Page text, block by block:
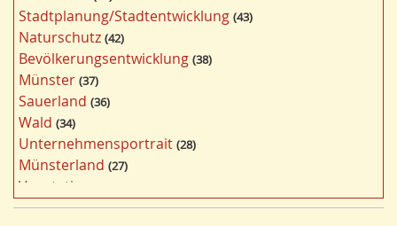
ö
r
t
e
r
f
i
l
t
Stadtplanung/Stadtentwicklung 43
Naturschutz 42
Bevölkerungsentwicklung 38
Münster 37
Sauerland 36
Wald 34
Unternehmensportrait 28
Münsterland 27
Vegetation
Nordrhein-Westfalen 25